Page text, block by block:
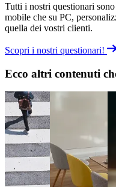
Tutti i nostri questionari
mobile che su PC,
quella dei vostri clienti.
Scopri i nostri questionari!
Ecco altri contenuti